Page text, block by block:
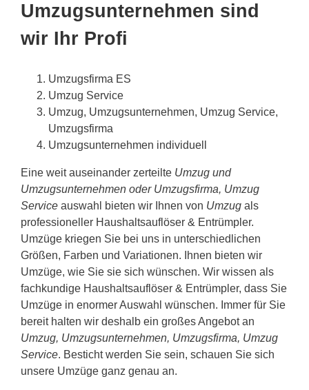
Umzugsunternehmen sind
wir Ihr Profi
Umzugsfirma ES
Umzug Service
Umzug, Umzugsunternehmen, Umzug Service,
Umzugsfirma
Umzugsunternehmen individuell
Eine weit auseinander zerteilte Umzug und
Umzugsunternehmen oder Umzugsfirma, Umzug
Service auswahl bieten wir Ihnen von Umzug als
professioneller Haushaltsauflöser & Entrümpler.
Umzüge kriegen Sie bei uns in unterschiedlichen
Größen, Farben und Variationen. Ihnen bieten wir
Umzüge, wie Sie sie sich wünschen. Wir wissen als
fachkundige Haushaltsauflöser & Entrümpler, dass Sie
Umzüge in enormer Auswahl wünschen. Immer für Sie
bereit halten wir deshalb ein großes Angebot an
Umzug, Umzugsunternehmen, Umzugsfirma, Umzug
Service. Besticht werden Sie sein, schauen Sie sich
unsere Umzüge ganz genau an.